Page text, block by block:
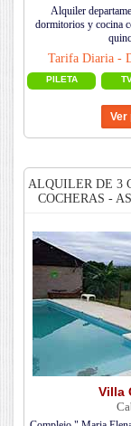
Alquiler
dormitorios y cocina
Tarifa Diaria -
PILETA
ALQUILER DE 3
COCHERAS -
Villa